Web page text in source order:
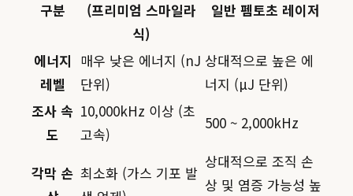
구분
(프리미엄 스마일라
식)
일반 펨토초 레이저
에너지
레벨
매우 낮은 에너지 (nJ
단위)
상대적으로 높은 에
너지 (µJ 단위)
조사 속
도
10,000kHz 이상 (초
고속)
500 ~ 2,000kHz
각막 손 최소화 (가스 기포 발
상대적으로 조직 손
상 및 염증 가능성 높